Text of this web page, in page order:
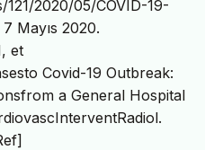
2020/05/COVID-19-
Mayıs 2020.
et
Covid-19 Outbreak:
a General Hospital